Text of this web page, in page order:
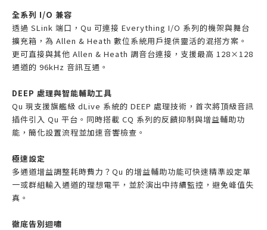
全系列 I/O 兼容
透過 SLink 端口，Qu 可連接 Everything I/O 系列的機架與舞台
擴充箱，為 Allen & Heath 數位系統用戶提供靈活的混搭方案。
更可直接與其他 Allen & Heath 調音台連接，支援最高 128×128
通道的 96kHz 音訊互通。
DEEP 處理與智能輔助工具
Qu 現支援旗艦級 dLive 系統的 DEEP 處理技術，首次將頂級音訊
插件引入 Qu 平台。同時搭載 CQ 系列的反饋抑制與增益輔助功
能，簡化設置流程並加速音響檢查。
極速設定
多通道增益調整耗時費力？Qu 的增益輔助功能可快速精準設定單
一或群組輸入通道的理想電平，並於演出中持續監控，避免峰值失
真。
徹底告別迴嘯